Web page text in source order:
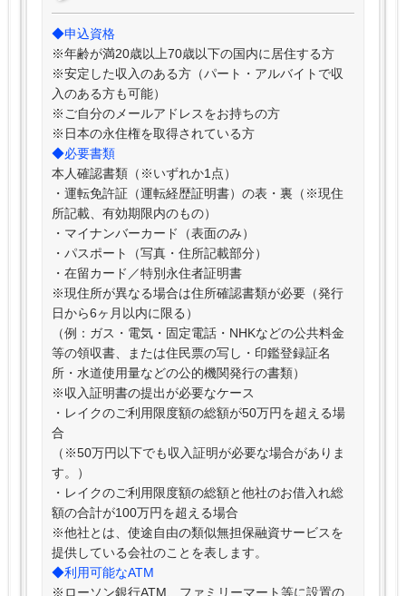
◆申込資格
※年齢が満20歳以上70歳以下の国内に居住する方
※安定した収入のある方（パート・アルバイトで収
入のある方も可能）
※ご自分のメールアドレスをお持ちの方
※日本の永住権を取得されている方
◆必要書類
本人確認書類（※いずれか1点）
・運転免許証（運転経歴証明書）の表・裏（※現住
所記載、有効期限内のもの）
・マイナンバーカード（表面のみ）
・パスポート（写真・住所記載部分）
・在留カード／特別永住者証明書
※現住所が異なる場合は住所確認書類が必要（発行
日から6ヶ月以内に限る）
（例：ガス・電気・固定電話・NHKなどの公共料金
等の領収書、または住民票の写し・印鑑登録証名
所・水道使用量などの公的機関発行の書類）
※収入証明書の提出が必要なケース
・レイクのご利用限度額の総額が50万円を超える場
合
（※50万円以下でも収入証明が必要な場合がありま
す。）
・レイクのご利用限度額の総額と他社のお借入れ総
額の合計が100万円を超える場合
※他社とは、使途自由の類似無担保融資サービスを
提供している会社のことを表します。
◆利用可能なATM
※ローソン銀行ATM、ファミリーマート等に設置の